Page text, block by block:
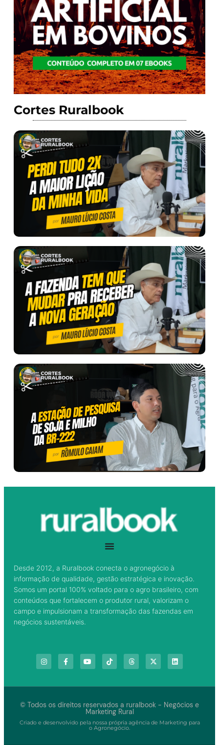
Cortes Ruralbook
Desde 2012, a Ruralbook conecta o agronegócio à
informação de qualidade, gestão estratégica e inovação.
Somos um portal 100% voltado para o agro brasileiro, com
conteúdos que fortalecem o produtor rural, valorizam o
campo e impulsionam a transformação das fazendas em
negócios sustentáveis.
© Todos os direitos reservados a ruralbook - Negócios e
Marketing Rural
Criado e desenvolvido pela nossa própria agência de Marketing para
o Agronegócio.